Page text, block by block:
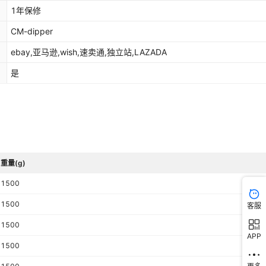
1年保修
CM-dipper
ebay,亚马逊,wish,速卖通,独立站,LAZADA
是
重量(g)
1500
1500
1500
1500
客服
APP